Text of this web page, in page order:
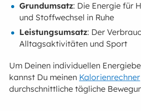
Grundumsatz: Die Energie für
und Stoffwechsel in Ruhe
Leistungsumsatz: Der
Alltagsaktivitäten und Sport
Um Deinen individuellen
kannst Du meinen Kalorienrechner
durchschnittliche tägliche